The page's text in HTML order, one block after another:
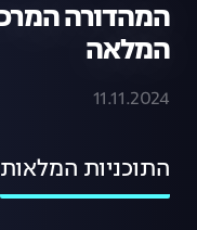
המלאה
11.11.2024
התוכניות המלאות